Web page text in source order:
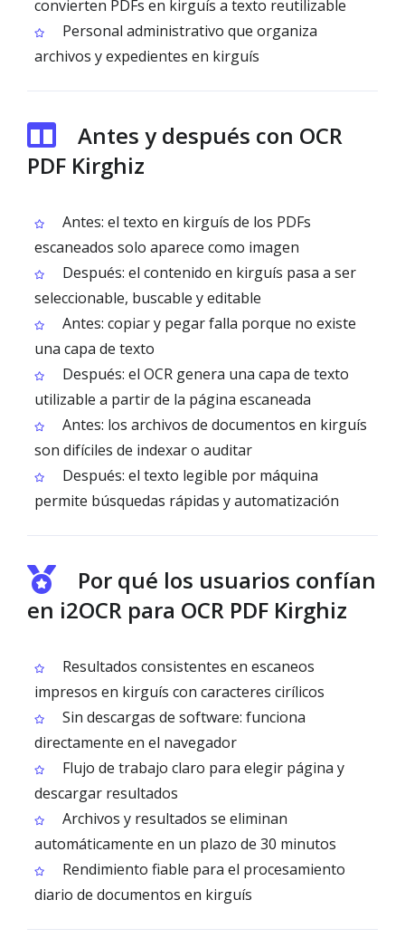
convierten PDFs en kirguís a texto reutilizable
Personal administrativo que organiza
archivos y expedientes en kirguís
Antes y después con OCR
PDF Kirghiz
Antes: el texto en kirguís de los PDFs
escaneados solo aparece como imagen
Después: el contenido en kirguís pasa a ser
seleccionable, buscable y editable
Antes: copiar y pegar falla porque no existe
una capa de texto
Después: el OCR genera una capa de texto
utilizable a partir de la página escaneada
Antes: los archivos de documentos en kirguís
son difíciles de indexar o auditar
Después: el texto legible por máquina
permite búsquedas rápidas y automatización
Por qué los usuarios confían
en i2OCR para OCR PDF Kirghiz
Resultados consistentes en escaneos
impresos en kirguís con caracteres cirílicos
Sin descargas de software: funciona
directamente en el navegador
Flujo de trabajo claro para elegir página y
descargar resultados
Archivos y resultados se eliminan
automáticamente en un plazo de 30 minutos
Rendimiento fiable para el procesamiento
diario de documentos en kirguís